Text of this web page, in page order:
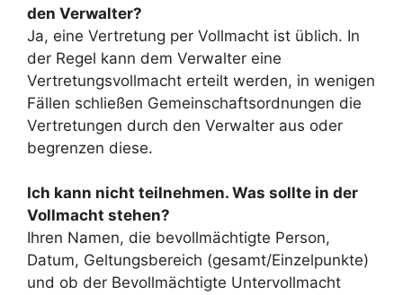
den Verwalter?
Ja, eine Vertretung per Vollmacht ist üblich. In
der Regel kann dem Verwalter eine
Vertretungsvollmacht erteilt werden, in wenigen
Fällen schließen Gemeinschaftsordnungen die
Vertretungen durch den Verwalter aus oder
begrenzen diese.
Ich kann nicht teilnehmen. Was sollte in der
Vollmacht stehen?
Ihren Namen, die bevollmächtigte Person,
Datum, Geltungsbereich (gesamt/Einzelpunkte)
und ob der Bevollmächtigte Untervollmacht